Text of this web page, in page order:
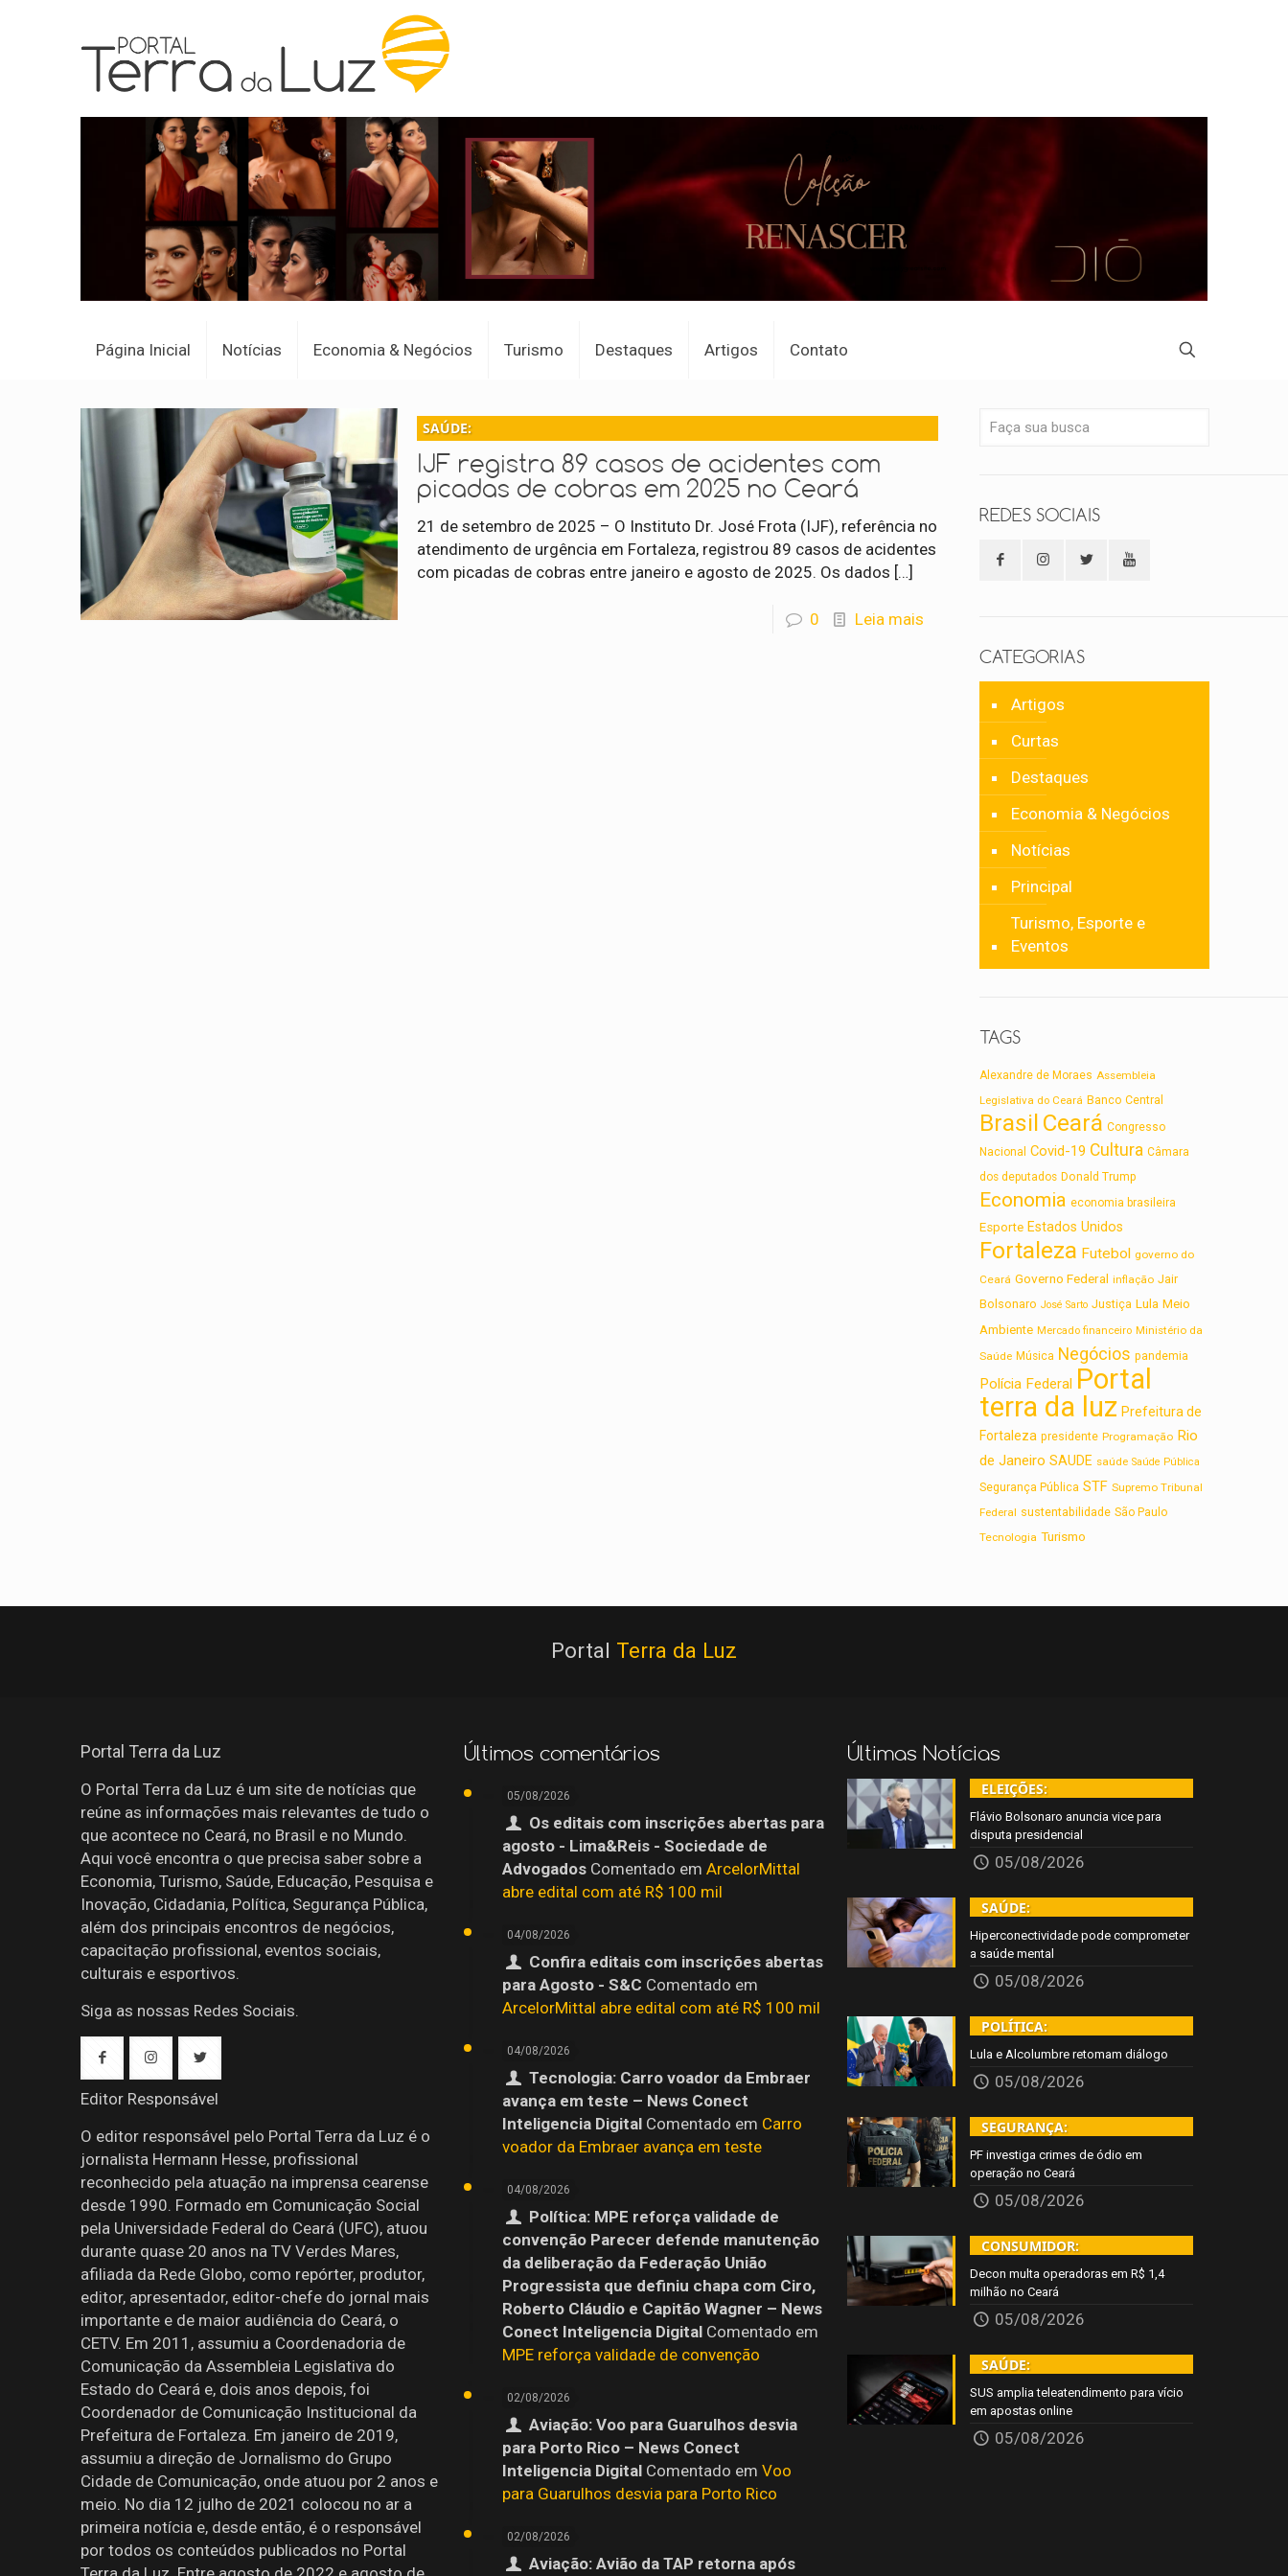
Página Inicial Notícias Economia & Negócios Turismo Destaques Artigos Contato
SAÚDE:
IJF registra 89 casos de acidentes com
picadas de cobras em 2025 no Ceará
21 de setembro de 2025 – O Instituto Dr. José Frota (IJF), referência no
atendimento de urgência em Fortaleza, registrou 89 casos de acidentes
com picadas de cobras entre janeiro e agosto de 2025. Os dados […]
0 Leia mais
REDES SOCIAIS
CATEGORIAS
Artigos
Curtas
Destaques
Economia & Negócios
Notícias
Principal
Turismo, Esporte e
Eventos
TAGS
Alexandre de Moraes Assembleia
Legislativa do Ceará Banco Central
Brasil Ceará Congresso
Nacional
Covid-19 Cultura Câmara
dos deputados Donald Trump
Economia economia brasileira
Esporte Estados Unidos
Fortaleza Futebol governo do
Ceará Governo Federal inflação Jair
Bolsonaro José Sarto Justiça Lula Meio
Ambiente Mercado financeiro Ministério da
Saúde Música Negócios pandemia
Polícia Federal Portal
terra da luz Prefeitura de
Fortaleza presidente Programação Rio
de Janeiro SAUDE saúde Saúde Pública
Segurança Pública STF Supremo Tribunal
Federal sustentabilidade São Paulo
Tecnologia Turismo
Portal Terra da Luz
Portal Terra da Luz
O Portal Terra da Luz é um site de notícias que
reúne as informações mais relevantes de tudo o
que acontece no Ceará, no Brasil e no Mundo.
Aqui você encontra o que precisa saber sobre a
Economia, Turismo, Saúde, Educação, Pesquisa e
Inovação, Cidadania, Política, Segurança Pública,
além dos principais encontros de negócios,
capacitação profissional, eventos sociais,
culturais e esportivos.
Siga as nossas Redes Sociais.
Editor Responsável
O editor responsável pelo Portal Terra da Luz é o
jornalista Hermann Hesse, profissional
reconhecido pela atuação na imprensa cearense
desde 1990. Formado em Comunicação Social
pela Universidade Federal do Ceará (UFC), atuou
durante quase 20 anos na TV Verdes Mares,
afiliada da Rede Globo, como repórter, produtor,
editor, apresentador, editor-chefe do jornal mais
importante e de maior audiência do Ceará, o
CETV. Em 2011, assumiu a Coordenadoria de
Comunicação da Assembleia Legislativa do
Estado do Ceará e, dois anos depois, foi
Coordenador de Comunicação Institucional da
Prefeitura de Fortaleza. Em janeiro de 2019,
assumiu a direção de Jornalismo do Grupo
Cidade de Comunicação, onde atuou por 2 anos e
meio. No dia 12 julho de 2021 colocou no ar a
primeira notícia e, desde então, é o responsável
por todos os conteúdos publicados no Portal
Últimos comentários
05/08/2026
Os editais com inscrições abertas para
agosto - Lima&Reis - Sociedade de
AdvogadosComentado em ArcelorMittal
abre edital com até R$ 100 mil
04/08/2026
Confira editais com inscrições abertas
para Agosto - S&C Comentado em
ArcelorMittal abre edital com até R$ 100 mil
04/08/2026
Tecnologia: Carro voador da Embraer
avança em teste – News Conect
Inteligencia DigitalComentado em Carro
voador da Embraer avança em teste
04/08/2026
Política: MPE reforça validade de
convenção Parecer defende manutenção
da deliberação da Federação União
Progressista que definiu chapa com Ciro,
Roberto Cláudio e Capitão Wagner – News
Conect Inteligencia DigitalComentado em
MPE reforça validade de convenção
02/08/2026
Aviação: Voo para Guarulhos desvia
para Porto Rico – News Conect
Inteligencia DigitalComentado em Voo
para Guarulhos desvia para Porto Rico
02/08/2026
Aviação: Avião da TAP retorna após
Últimas Notícias
ELEIÇÕES:
Flávio Bolsonaro anuncia vice para
disputa presidencial
05/08/2026
SAÚDE:
Hiperconectividade pode comprometer
a saúde mental
05/08/2026
POLÍTICA:
Lula e Alcolumbre retomam diálogo
05/08/2026
SEGURANÇA:
PF investiga crimes de ódio em
operação no Ceará
05/08/2026
CONSUMIDOR:
Decon multa operadoras em R$ 1,4
milhão no Ceará
05/08/2026
SAÚDE:
SUS amplia teleatendimento para vício
em apostas online
05/08/2026